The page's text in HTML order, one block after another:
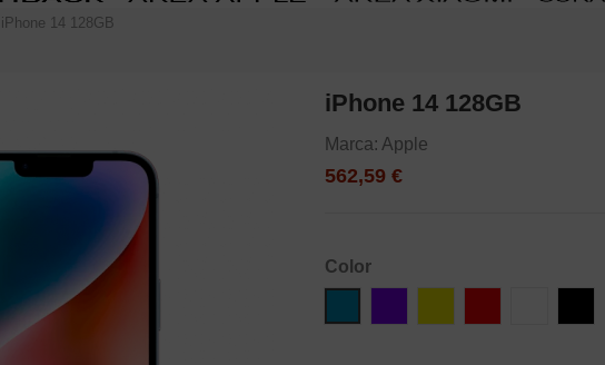
iPhone 14 128GB
iPhone 14 128GB
Marca: Apple
562,59 €
Color